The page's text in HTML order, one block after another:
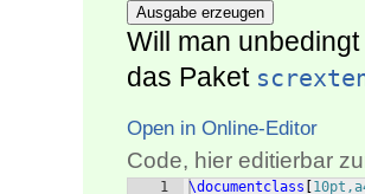
Ausgabe erzeugen
Will man
das Paket
Open in Online-Editor
Code, hier editierbar
1
\documentclass